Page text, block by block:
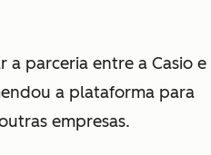
a parceria entre a Casio e
a plataforma para
empresas.